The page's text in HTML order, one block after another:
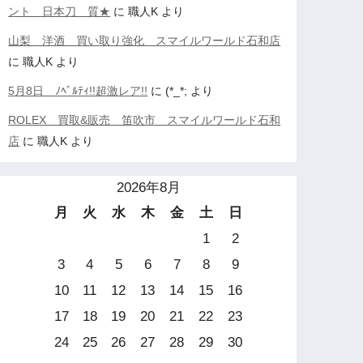
ント 日本刀 質★ に職人K より
山梨 洋酒 買い取り強化 スマイルワールド石和店
に職人K より
5月8日 ﾉﾍﾞﾙﾃｨ!!超激レア!! に (*_*; より
ROLEX 買取&販売 笛吹市 スマイルワールド石和
店 に職人K より
2026年8月
月
火 水 木 金 土
日
1
2
3
4 5 6 7 8
9
10
11 12 13 14 15
16
17
18 19 20 21 22
23
24
25 26 27 28 29
30